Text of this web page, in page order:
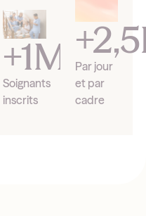
+1M
Soignants
inscrits
Par jour
et par
cadre